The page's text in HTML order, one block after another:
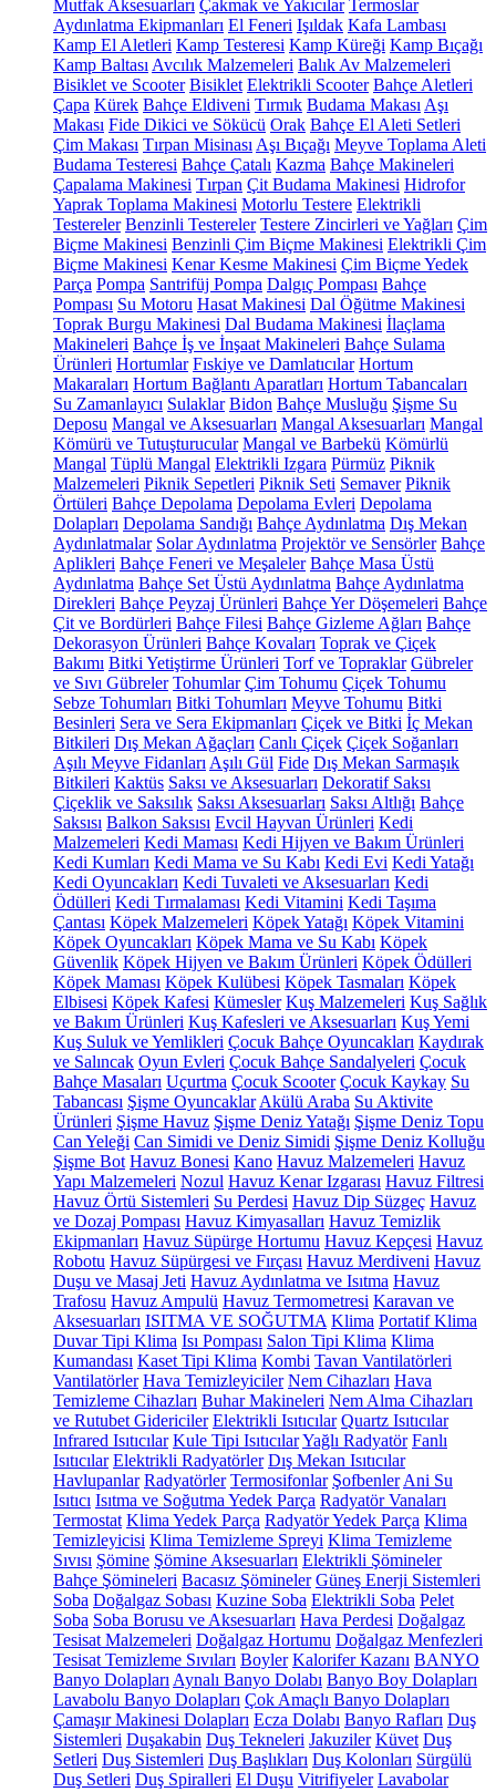
Mutfak Aksesuarları Çakmak ve Yakıcılar Termoslar
Aydınlatma Ekipmanları El Feneri Işıldak Kafa Lambası
Kamp El Aletleri Kamp Testeresi Kamp Küreği Kamp Bıçağı
Kamp Baltası Avcılık Malzemeleri Balık Av Malzemeleri
Bisiklet ve Scooter Bisiklet Elektrikli Scooter Bahçe Aletleri
Çapa Kürek Bahçe Eldiveni Tırmık Budama Makası Aşı
Makası Fide Dikici ve Sökücü Orak Bahçe El Aleti Setleri
Çim Makası Tırpan Misinası Aşı Bıçağı Meyve Toplama Aleti
Budama Testeresi Bahçe Çatalı Kazma Bahçe Makineleri
Çapalama Makinesi Tırpan Çit Budama Makinesi Hidrofor
Yaprak Toplama Makinesi Motorlu Testere Elektrikli
Testereler Benzinli Testereler Testere Zincirleri ve Yağları Çim
Biçme Makinesi Benzinli Çim Biçme Makinesi Elektrikli Çim
Biçme Makinesi Kenar Kesme Makinesi Çim Biçme Yedek
Parça Pompa Santrifüj Pompa Dalgıç Pompası Bahçe
Pompası Su Motoru Hasat Makinesi Dal Öğütme Makinesi
Toprak Burgu Makinesi Dal Budama Makinesi İlaçlama
Makineleri Bahçe İş ve İnşaat Makineleri Bahçe Sulama
Ürünleri Hortumlar Fıskiye ve Damlatıcılar Hortum
Makaraları Hortum Bağlantı Aparatları Hortum Tabancaları
Su Zamanlayıcı Sulaklar Bidon Bahçe Musluğu Şişme Su
Deposu Mangal ve Aksesuarları Mangal Aksesuarları Mangal
Kömürü ve Tutuşturucular Mangal ve Barbekü Kömürlü
Mangal Tüplü Mangal Elektrikli Izgara Pürmüz Piknik
Malzemeleri Piknik Sepetleri Piknik Seti Semaver Piknik
Örtüleri Bahçe Depolama Depolama Evleri Depolama
Dolapları Depolama Sandığı Bahçe Aydınlatma Dış Mekan
Aydınlatmalar Solar Aydınlatma Projektör ve Sensörler Bahçe
Aplikleri Bahçe Feneri ve Meşaleler Bahçe Masa Üstü
Aydınlatma Bahçe Set Üstü Aydınlatma Bahçe Aydınlatma
Direkleri Bahçe Peyzaj Ürünleri Bahçe Yer Döşemeleri Bahçe
Çit ve Bordürleri Bahçe Filesi Bahçe Gizleme Ağları Bahçe
Dekorasyon Ürünleri Bahçe Kovaları Toprak ve Çiçek
Bakımı Bitki Yetiştirme Ürünleri Torf ve Topraklar Gübreler
ve Sıvı Gübreler Tohumlar Çim Tohumu Çiçek Tohumu
Sebze Tohumları Bitki Tohumları Meyve Tohumu Bitki
Besinleri Sera ve Sera Ekipmanları Çiçek ve Bitki İç Mekan
Bitkileri Dış Mekan Ağaçları Canlı Çiçek Çiçek Soğanları
Aşılı Meyve Fidanları Aşılı Gül Fide Dış Mekan Sarmaşık
Bitkileri Kaktüs Saksı ve Aksesuarları Dekoratif Saksı
Çiçeklik ve Saksılık Saksı Aksesuarları Saksı Altlığı Bahçe
Saksısı Balkon Saksısı Evcil Hayvan Ürünleri Kedi
Malzemeleri Kedi Maması Kedi Hijyen ve Bakım Ürünleri
Kedi Kumları Kedi Mama ve Su Kabı Kedi Evi Kedi Yatağı
Kedi Oyuncakları Kedi Tuvaleti ve Aksesuarları Kedi
Ödülleri Kedi Tırmalaması Kedi Vitamini Kedi Taşıma
Çantası Köpek Malzemeleri Köpek Yatağı Köpek Vitamini
Köpek Oyuncakları Köpek Mama ve Su Kabı Köpek
Güvenlik Köpek Hijyen ve Bakım Ürünleri Köpek Ödülleri
Köpek Maması Köpek Kulübesi Köpek Tasmaları Köpek
Elbisesi Köpek Kafesi Kümesler Kuş Malzemeleri Kuş Sağlık
ve Bakım Ürünleri Kuş Kafesleri ve Aksesuarları Kuş Yemi
Kuş Suluk ve Yemlikleri Çocuk Bahçe Oyuncakları Kaydırak
ve Salıncak Oyun Evleri Çocuk Bahçe Sandalyeleri Çocuk
Bahçe Masaları Uçurtma Çocuk Scooter Çocuk Kaykay Su
Tabancası Şişme Oyuncaklar Akülü Araba Su Aktivite
Ürünleri Şişme Havuz Şişme Deniz Yatağı Şişme Deniz Topu
Can Yeleği Can Simidi ve Deniz Simidi Şişme Deniz Kolluğu
Şişme Bot Havuz Bonesi Kano Havuz Malzemeleri Havuz
Yapı Malzemeleri Nozul Havuz Kenar Izgarası Havuz Filtresi
Havuz Örtü Sistemleri Su Perdesi Havuz Dip Süzgeç Havuz
ve Dozaj Pompası Havuz Kimyasalları Havuz Temizlik
Ekipmanları Havuz Süpürge Hortumu Havuz Kepçesi Havuz
Robotu Havuz Süpürgesi ve Fırçası Havuz Merdiveni Havuz
Duşu ve Masaj Jeti Havuz Aydınlatma ve Isıtma Havuz
Trafosu Havuz Ampulü Havuz Termometresi Karavan ve
Aksesuarları ISITMA VE SOĞUTMA Klima Portatif Klima
Duvar Tipi Klima Isı Pompası Salon Tipi Klima Klima
Kumandası Kaset Tipi Klima Kombi Tavan Vantilatörleri
Vantilatörler Hava Temizleyiciler Nem Cihazları Hava
Temizleme Cihazları Buhar Makineleri Nem Alma Cihazları
ve Rutubet Gidericiler Elektrikli Isıtıcılar Quartz Isıtıcılar
Infrared Isıtıcılar Kule Tipi IsıtıcılarYağlı Radyatör Fanlı
Isıtıcılar Elektrikli Radyatörler Dış Mekan Isıtıcılar
Havlupanlar Radyatörler Termosifonlar Şofbenler Ani Su
Isıtıcı Isıtma ve Soğutma Yedek Parça Radyatör Vanaları
Termostat Klima Yedek Parça Radyatör Yedek Parça Klima
Temizleyicisi Klima Temizleme Spreyi Klima Temizleme
Sıvısı Şömine Şömine Aksesuarları Elektrikli Şömineler
Bahçe Şömineleri Bacasız Şömineler Güneş Enerji Sistemleri
Soba Doğalgaz Sobası Kuzine Soba Elektrikli Soba Pelet
Soba Soba Borusu ve Aksesuarları Hava Perdesi Doğalgaz
Tesisat Malzemeleri Doğalgaz Hortumu Doğalgaz Menfezleri
Tesisat Temizleme Sıvıları Boyler Kalorifer Kazanı BANYO
Banyo Dolapları Aynalı Banyo Dolabı Banyo Boy Dolapları
Lavabolu Banyo Dolapları Çok Amaçlı Banyo Dolapları
Çamaşır Makinesi Dolapları Ecza Dolabı Banyo Rafları Duş
Sistemleri Duşakabin Duş Tekneleri Jakuziler Küvet Duş
Setleri Duş Sistemleri Duş Başlıkları Duş Kolonları Sürgülü
Duş Setleri Duş Spiralleri El Duşu Vitrifiyeler Lavabolar